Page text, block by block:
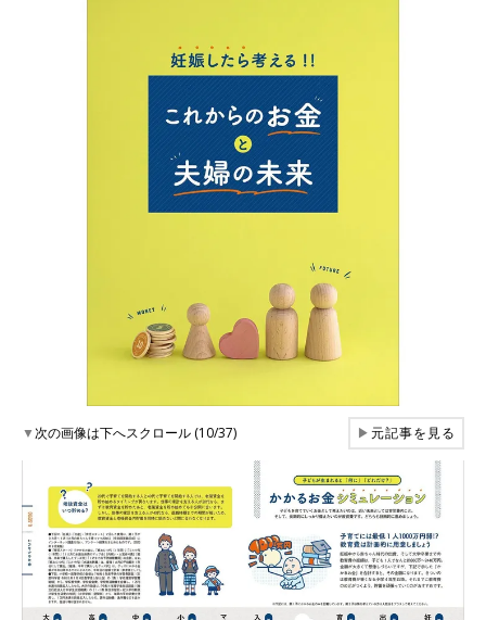
▼次の画像は下へスクロール (10/37) ▶元記事を見る